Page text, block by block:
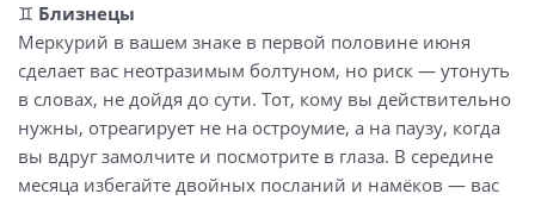
♊ Близнецы
Меркурий в вашем знаке в первой половине июня
сделает вас неотразимым болтуном, но риск — утонуть
в словах, не дойдя до сути. Тот, кому вы действительно
нужны, отреагирует не на остроумие, а на паузу, когда
вы вдруг замолчите и посмотрите в глаза. В середине
месяца избегайте двойных посланий и намёков — вас